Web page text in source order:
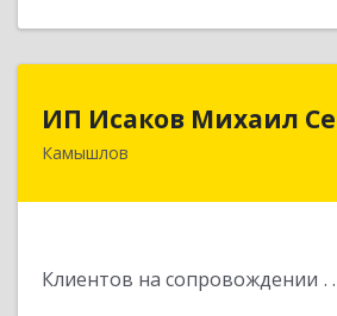
ИП Исаков Михаил
Камышлов
Клиентов на сопровождении
624860, Свердловская обл,